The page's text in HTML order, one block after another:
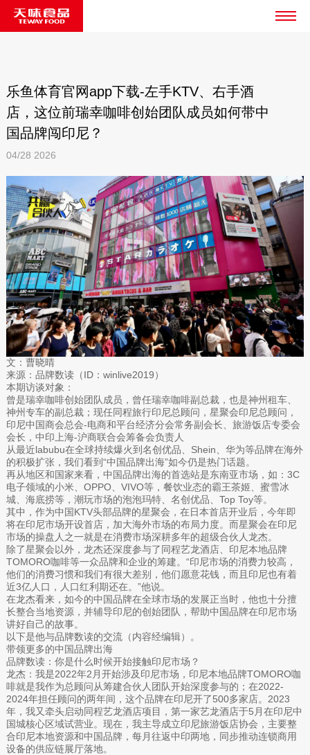
乐鱼体育官网app下载-左手KTV、右手酒
店，这位前瑞幸咖啡创始团队成员如何带中
国品牌闯印尼？
04/28 2026
文：曹晓晴
来源：品牌数读（ID：winlive2019）
本期访谈对象：
曾是瑞幸咖啡创始团队成员，曾任瑞幸咖啡副总裁，也是神州租车、
神州专车的副总裁；现任同程旅行印尼总顾问，星聚会印尼总顾问，
印尼中国商会总会-电商和平台经济分会常务副会长、旅游饭店专委会
会长，中印上海-沪商联合会筹备会负责人
从最近labubu在全球持续爆火到名创优品、Shein、华为等品牌在海外
的积极扩张，我们看到“中国品牌出海”如今仍是热门话题。
再从地区和国家来看，中国品牌出海的首选站是东南亚市场，如：3C
电子领域的小米、OPPO、VIVO等，餐饮业态的霸王茶姬、蜜雪冰
城、海底捞等，潮玩市场的泡泡玛特、名创优品、Top Toy等。
其中，作为中国KTV头部品牌的星聚会，在日本首店开业后，今年即
将在印尼市场开设首店，加大海外市场的布局力度。而星聚会在印尼
市场的操盘人之一就是在消费市场深耕多年的超级合伙人龙杰。
除了星聚会以外，龙杰还深度参与了同程艺龙酒店、印尼本地品牌
TOMORO咖啡等一众品牌和企业的筹建。“印尼市场的消费力较高，
他们的消费习惯和我们有很大差别，他们愿意花钱，而且印尼也有着
近3亿人口，人口红利期还在。”他说。
在龙杰看来，如今的中国品牌在全球市场的发展正当时，他也十分擅
长整合当地资源，并辅导印尼的创始团队，帮助中国品牌在印尼市场
讲好自己的故事。
以下是他与品牌数读的交流（内容经编辑）。
带领更多的中国品牌出海
品牌数读：你是什么时候开始接触印尼市场？
龙杰：我是2022年2月开始涉及印尼市场，印尼本地品牌TOMORO咖
啡就是我作为总顾问从筹建合伙人团队开始深度参与的；在2022-
2024年担任顾问的两年间，这个品牌在印尼开了500多家店。2023
年，我又牵头启动同程艺龙酒店项目，第一家艺龙酒店于5月在印尼中
国城核心区域试营业。现在，我主导成立印尼旅游饭店协会，主要整
合印尼本地资源和中国品牌，每月往返中印两地，同步推动连锁商用
设备的供应链展厅落地。